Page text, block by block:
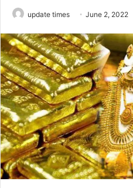
update times June 2, 2022